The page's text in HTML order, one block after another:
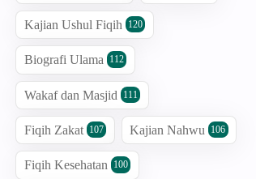
Kajian Ushul Fiqih 120
Biografi Ulama 112
Wakaf dan Masjid 111
Fiqih Zakat 107 Kajian Nahwu 106
Fiqih Kesehatan 100